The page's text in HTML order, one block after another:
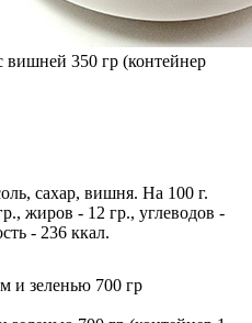
вишней 350 гр (контейнер
сахар, вишня. На 100 г.
жиров - 12 гр., углеводов -
- 236 ккал.